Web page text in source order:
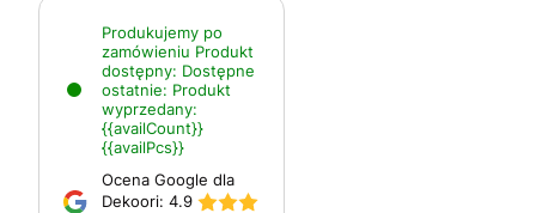
Produkujemy po
zamówieniu Produkt
dostępny: Dostępne
ostatnie: Produkt
wyprzedany:
{{availCount}}
{{availPcs}}
Ocena Google dla
Dekoori: 4.9